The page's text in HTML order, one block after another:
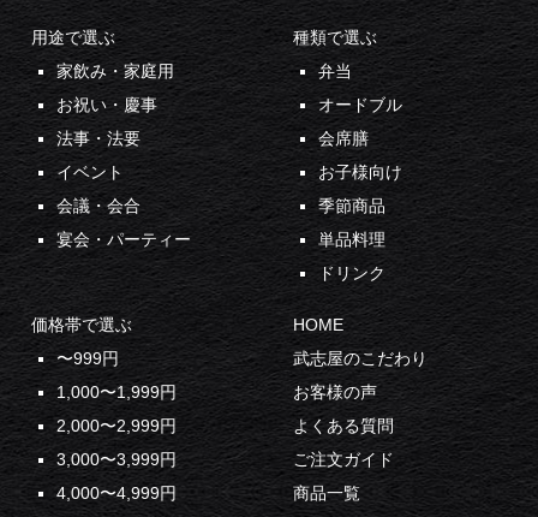
用途で選ぶ
家飲み・家庭用
お祝い・慶事
法事・法要
イベント
会議・会合
宴会・パーティー
種類で選ぶ
弁当
オードブル
会席膳
お子様向け
季節商品
単品料理
ドリンク
価格帯で選ぶ
〜999円
1,000〜1,999円
2,000〜2,999円
3,000〜3,999円
4,000〜4,999円
HOME
武志屋のこだわり
お客様の声
よくある質問
ご注文ガイド
商品一覧